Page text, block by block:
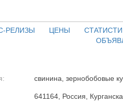
РЕЛИЗЫ ЦЕНЫ
свинина, зернобобовые
641164, Россия,